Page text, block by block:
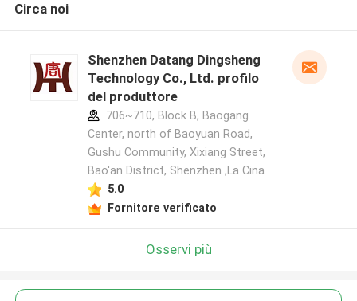
Circa noi
Shenzhen Datang Dingsheng
Technology Co., Ltd. profilo
del produttore
706~710, Block B, Baogang
Center, north of Baoyuan Road,
Gushu Community, Xixiang Street,
Bao'an District, Shenzhen ,La Cina
5.0
Fornitore verificato
Osservi più